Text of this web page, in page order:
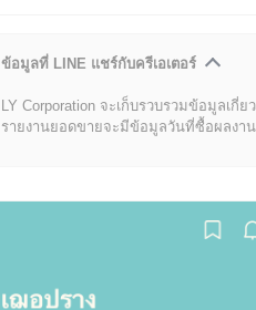
ข้อมูลที่ LINE แชร์กับครีเอเตอร์
LY Corporation จะเก็บรวบรวมข้อมูลเกี่
รายงานยอดขายจะมีข้อมูลวันที่ซื้อผลงา